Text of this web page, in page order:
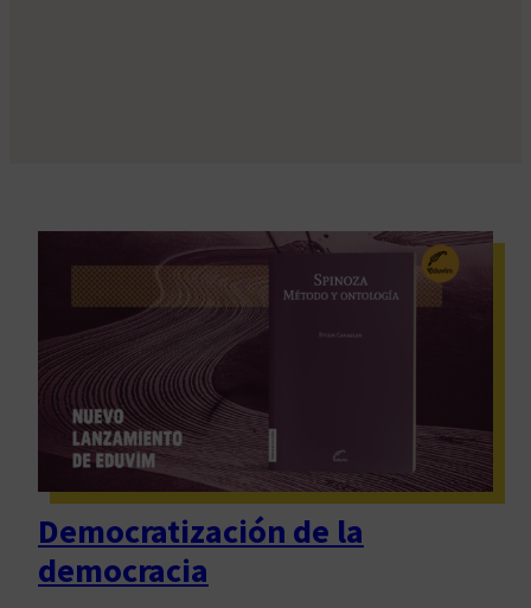
Democratización de la
democracia